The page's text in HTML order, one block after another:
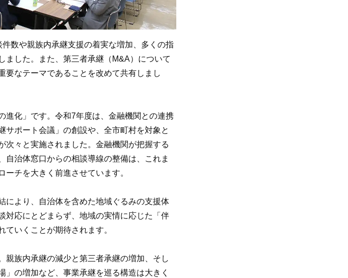
数や親族内承継支援の着実な増加、多くの指
ました。また、第三者承継（M&A）について
要なテーマであることを改めて共有しまし
進化」です。令和7年度は、金融機関との連携
サポート会議」の創設や、全市町村を対象と
次々と実施されました。金融機関が把握する
治体窓口からの相談導線の整備は、これま
チを大きく前進させています。
により、自治体を含めた地域ぐるみの支援体
対応にとどまらず、地域の実情に応じた「伴
いくことが期待されます。
親族内承継の減少と第三者承継の増加、そし
の増加など、事業承継を巡る構造は大きく